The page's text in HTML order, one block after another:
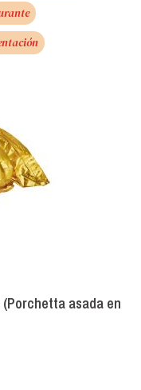
asada en